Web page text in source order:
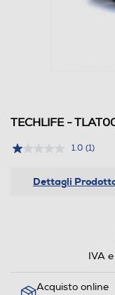
TECHLIFE -
1.0 (1)
Dettagli
IVA
Acquisto online